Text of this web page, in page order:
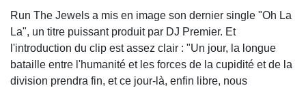
Run The Jewels a mis en image son dernier single "Oh La
La", un titre puissant produit par DJ Premier. Et
l'introduction du clip est assez clair : "Un jour, la longue
bataille entre l'humanité et les forces de la cupidité et de la
division prendra fin, et ce jour-là, enfin libre, nous